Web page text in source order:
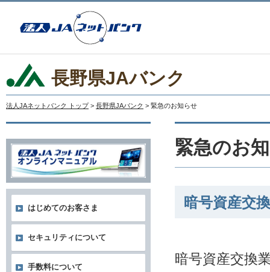
長野県JAバンク
法人JAネットバンク トップ > 長野県JAバンク > 緊急のお知らせ
緊急のお
暗号資産交
暗号資産交換
はじめてのお客さま
セキュリティについて
手数料について